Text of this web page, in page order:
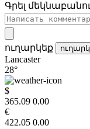
Գրել
ուղարկեք
Lancaster
28°
$
365.09 0.00
€
422.05 0.00